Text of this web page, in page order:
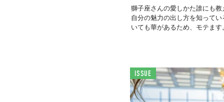
獅子座さんの愛しかた誰にも
自分の魅力の出し方を知って
いても華があるため、モテま
ISSUE